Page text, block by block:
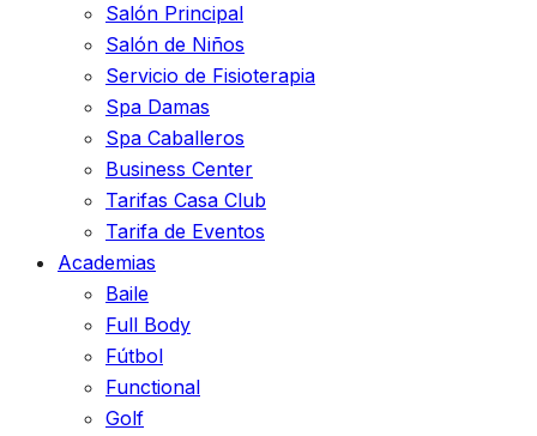
Salón Principal
Salón de Niños
Servicio de Fisioterapia
Spa Damas
Spa Caballeros
Business Center
Tarifas Casa Club
Tarifa de Eventos
Academias
Baile
Full Body
Fútbol
Functional
Golf